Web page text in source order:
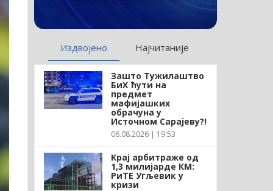
Издвојено Најчитаније
Зашто Тужилаштво
БиХ ћути на
предмет
мафијашких
обрачуна у
Источном Сарајеву?!
06.08.2026 | 19:53
Крај арбитраже од
1,3 милијарде КМ:
РиТЕ Угљевик у
кризи